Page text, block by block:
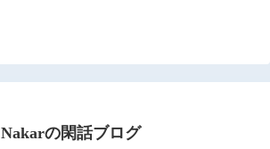
Nakarの閑話ブログ